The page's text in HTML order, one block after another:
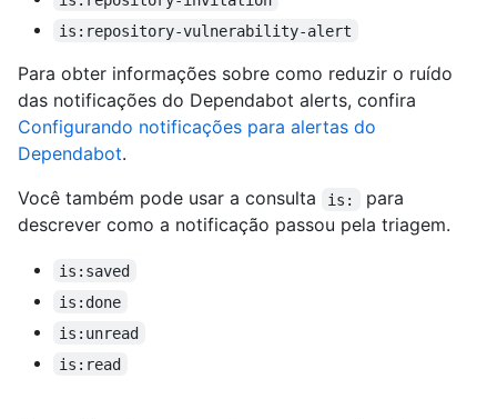
is:repository-vulnerability-alert
Para obter informações sobre como reduzir o ruído
das notificações do Dependabot alerts, confira
Configurando notificações para alertas do
Dependabot.
Você também pode usar a consulta
is:
para
descrever como a notificação passou pela triagem.
is:saved
is:done
is:unread
is:read